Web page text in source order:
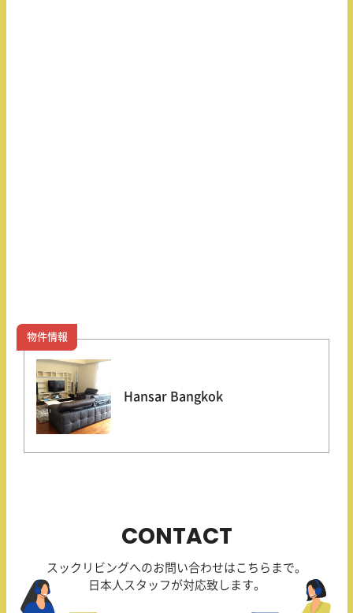
物件情報
Hansar Bangkok
CONTACT
スックリビングへのお問い合わせはこちらまで。
日本人スタッフが対応致します。